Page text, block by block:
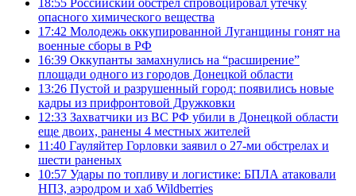
опасного химического вещества
17:42 Молодежь оккупированной Луганщины гонят на
военные сборы в РФ
16:39 Оккупанты замахнулись на “расширение”
площади одного из городов Донецкой области
13:26 Пустой и разрушенный город: появились новые
кадры из прифронтовой Дружковки
12:33 Захватчики из ВС РФ убили в Донецкой области
еще двоих, ранены 4 местных жителей
11:40 Гауляйтер Горловки заявил о 27-ми обстрелах и
шести раненых
10:57 Удары по топливу и логистике: БПЛА атаковали
НПЗ, аэродром и хаб Wildberries